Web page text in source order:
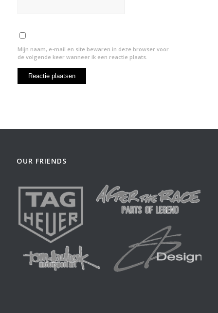
Mijn naam, e-mail en site bewaren in deze browser voor
de volgende keer wanneer ik een reactie plaats.
OUR FRIENDS